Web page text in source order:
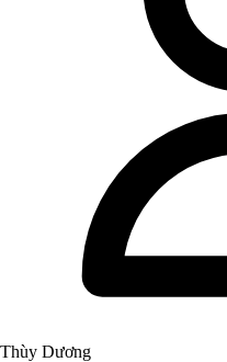
Thùy Dương